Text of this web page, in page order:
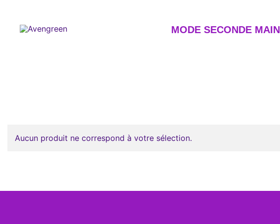
content
MODE SECONDE MAIN
Aucun produit ne correspond à votre sélection.